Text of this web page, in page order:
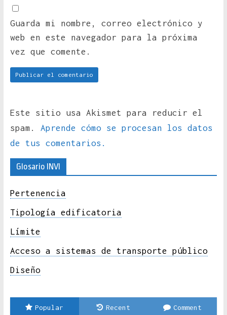
Guarda mi nombre, correo electrónico y
web en este navegador para la próxima
vez que comente.
Este sitio usa Akismet para reducir el
spam. Aprende cómo se procesan los datos
de tus comentarios.
Glosario INVI
Pertenencia
Tipología edificatoria
Límite
Acceso a sistemas de transporte público
Diseño
Popular Recent Comment